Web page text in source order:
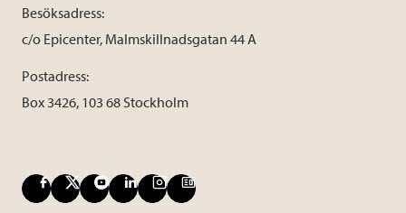
Besöksadress:
c/o Epicenter, Malmskillnadsgatan 44 A
Postadress:
Box 3426, 103 68 Stockholm
F
X
Y
L
I
B